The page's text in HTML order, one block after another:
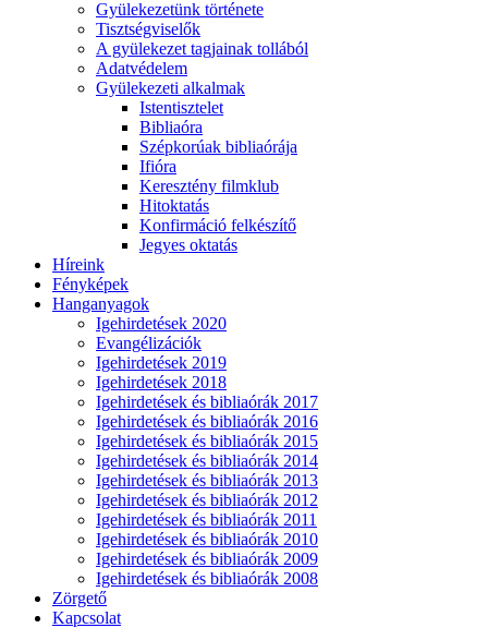
Gyülekezetünk története
Tisztségviselők
A gyülekezet tagjainak tollából
Adatvédelem
Gyülekezeti alkalmak
Istentisztelet
Bibliaóra
Szépkorúak bibliaórája
Ifióra
Keresztény filmklub
Hitoktatás
Konfirmáció felkészítő
Jegyes oktatás
Híreink
Fényképek
Hanganyagok
Igehirdetések 2020
Evangélizációk
Igehirdetések 2019
Igehirdetések 2018
Igehirdetések és bibliaórák 2017
Igehirdetések és bibliaórák 2016
Igehirdetések és bibliaórák 2015
Igehirdetések és bibliaórák 2014
Igehirdetések és bibliaórák 2013
Igehirdetések és bibliaórák 2012
Igehirdetések és bibliaórák 2011
Igehirdetések és bibliaórák 2010
Igehirdetések és bibliaórák 2009
Igehirdetések és bibliaórák 2008
Zörgető
Kapcsolat